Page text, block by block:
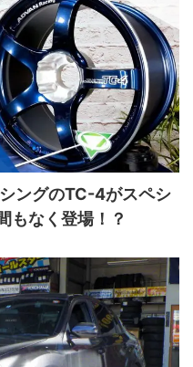
ングのTC-4がスペシ
もなく登場！？